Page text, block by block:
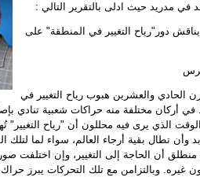
مدريد حيث ادلى بالتقرير التالي :
دور"رياح التغيير في المنطقة" على
الحادي والعشرين هبوب رياح التغيير في
في أركان مختلفة منه حراكات شعبية تنادي
الذي يرى فيه محللون أن "رياح التغيير"
وأن تطال بقية أرجاء العالم، سواء لما لتلك
أن الحاجة إلى التغيير، وإن اختلفت
غيره. وبالتزامن مع تلك التحركات يبرز